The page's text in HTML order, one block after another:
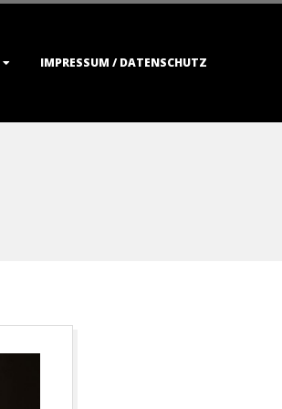
IMPRESSUM / DATENSCHUTZ